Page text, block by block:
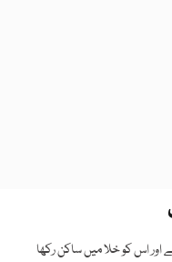
جائے اور اس کو خلا میں ساکن رکھا